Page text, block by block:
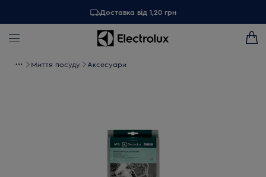
Доставка від 1,20 грн
Миття посуду Аксесуари